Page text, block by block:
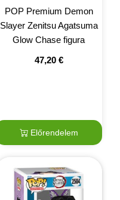
POP Premium Demon
Slayer Zenitsu Agatsuma
Glow Chase figura
47,20 €
Előrendelem